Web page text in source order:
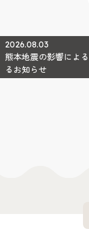
2026.08.03
熊本地震の影響によ
るお知らせ